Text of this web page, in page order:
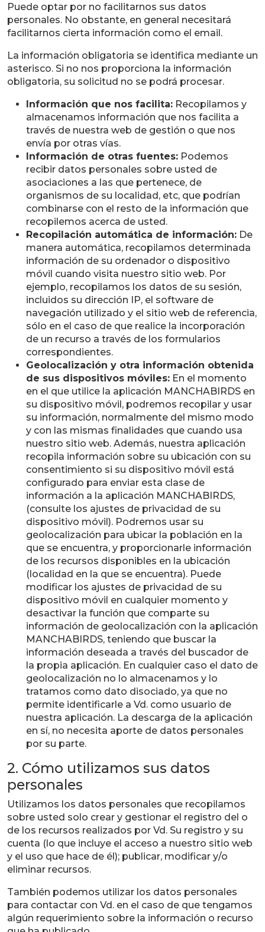
Puede optar por no facilitarnos sus datos
personales. No obstante, en general necesitará
facilitarnos cierta información como el email.
La información obligatoria se identifica mediante un
asterisco. Si no nos proporciona la información
obligatoria, su solicitud no se podrá procesar.
Información que nos facilita: Recopilamos y
almacenamos información que nos facilita a
través de nuestra web de gestión o que nos
envía por otras vías.
Información de otras fuentes: Podemos
recibir datos personales sobre usted de
asociaciones a las que pertenece, de
organismos de su localidad, etc, que podrían
combinarse con el resto de la información que
recopilemos acerca de usted.
Recopilación automática de información: De
manera automática, recopilamos determinada
información de su ordenador o dispositivo
móvil cuando visita nuestro sitio web. Por
ejemplo, recopilamos los datos de su sesión,
incluidos su dirección IP, el software de
navegación utilizado y el sitio web de referencia,
sólo en el caso de que realice la incorporación
de un recurso a través de los formularios
correspondientes.
Geolocalización y otra información obtenida
de sus dispositivos móviles: En el momento
en el que utilice la aplicación MANCHABIRDS en
su dispositivo móvil, podremos recopilar y usar
su información, normalmente del mismo modo
y con las mismas finalidades que cuando usa
nuestro sitio web. Además, nuestra aplicación
recopila información sobre su ubicación con su
consentimiento si su dispositivo móvil está
configurado para enviar esta clase de
información a la aplicación MANCHABIRDS,
(consulte los ajustes de privacidad de su
dispositivo móvil). Podremos usar su
geolocalización para ubicar la población en la
que se encuentra, y proporcionarle información
de los recursos disponibles en la ubicación
(localidad en la que se encuentra). Puede
modificar los ajustes de privacidad de su
dispositivo móvil en cualquier momento y
desactivar la función que comparte su
información de geolocalización con la aplicación
MANCHABIRDS, teniendo que buscar la
información deseada a través del buscador de
la propia aplicación. En cualquier caso el dato de
geolocalización no lo almacenamos y lo
tratamos como dato disociado, ya que no
permite identificarle a Vd. como usuario de
nuestra aplicación. La descarga de la aplicación
en sí, no necesita aporte de datos personales
por su parte.
2. Cómo utilizamos sus datos
personales
Utilizamos los datos personales que recopilamos
sobre usted solo crear y gestionar el registro del o
de los recursos realizados por Vd. Su registro y su
cuenta (lo que incluye el acceso a nuestro sitio web
y el uso que hace de él); publicar, modificar y/o
eliminar recursos.
También podemos utilizar los datos personales
para contactar con Vd. en el caso de que tengamos
algún requerimiento sobre la información o recurso